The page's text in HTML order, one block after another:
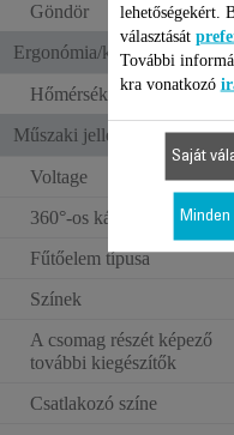
Göndör
Ergonómia/kényelmi
Hőmérsékletjelző
Műszaki jellemzők
Voltage
360°-os kábel
Fűtőelem típusa
Színek
A csomag részét képező
további kiegészítők
Csatlakozó színe
lehetőségekért.
választását
További
kra vonatkozó
Saját